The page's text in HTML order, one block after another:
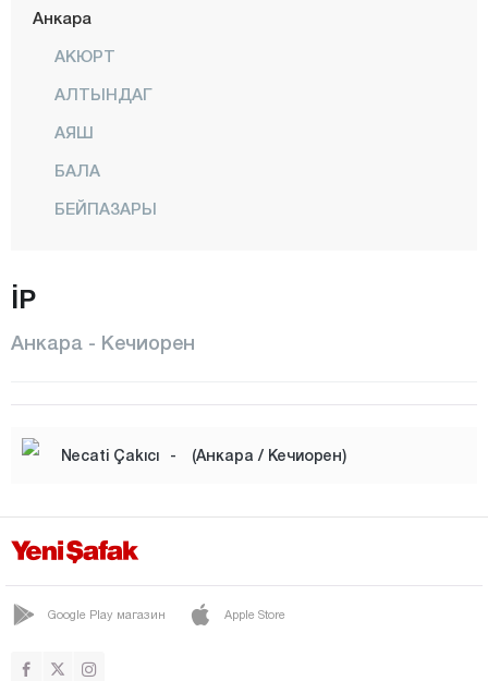
Анкара
АКЮРТ
АЛТЫНДАГ
АЯШ
БАЛА
БЕЙПАЗАРЫ
ЭЛЬМАДАГ
ГЮДЮЛЬ
ХАЙМАНА
КАЛЕДЖИК
KAZAN
КЕЧИОРЕН
İP
Анкара - Кечиорен
Necati Çakıcı - (Анкара / Кечиорен)
Google Play магазин Apple Store